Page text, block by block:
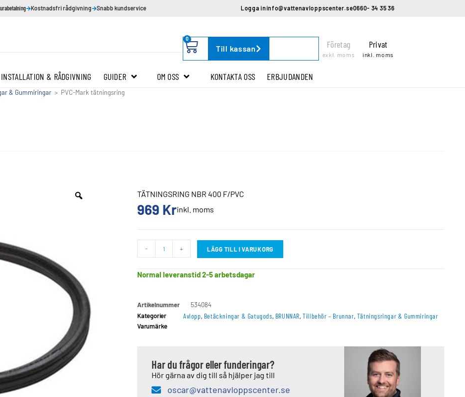
Kostnadsfri rådgivning Snabb kundservice Logga ininfo@vattenavloppscenter.se0660- 34 35 36
0
Till kassan Företag
exkl. moms
Privat
inkl. moms
INSTALLATION & RÅDGIVNING GUIDER OM OSS KONTAKTA OSS ERBJUDANDEN
& Gummiringar > PVC-Mark tätningsring
TÄTNINGSRING NBR 400 F/PVC
969 Krinkl. moms
- + LÄGG TILL I VARUKORG
Normal leveranstid 2-5 arbetsdagar
Artikelnummer
534084
Kategorier
Avlopp, Betäckningar & Gatugods, BRUNNAR,Tillbehör – Brunnar, Tätningsringar & Gummiringar
Varumärke
Har du frågor eller funderingar?
Hör gärna av dig till så hjälper jag till
oscar@vattenavloppscenter.se